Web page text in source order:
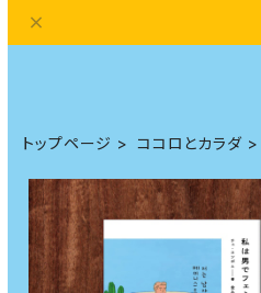
トップページ ココロとカラダ